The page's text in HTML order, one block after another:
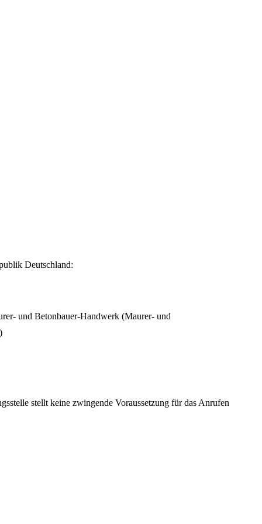
Deutschland:
und Betonbauer-Handwerk (Maurer- und
)
stellt keine zwingende Voraussetzung für das Anrufen